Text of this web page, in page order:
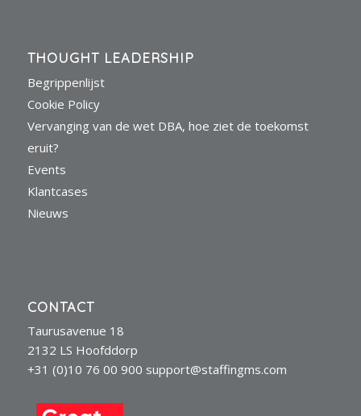
THOUGHT LEADERSHIP
Begrippenlijst
Cookie Policy
Vervanging van de wet DBA, hoe ziet de toekomst
eruit?
Events
Klantcases
Nieuws
CONTACT
Taurusavenue 18
2132 LS Hoofddorp
+31 (0)10 76 00 900 support@staffingms.com